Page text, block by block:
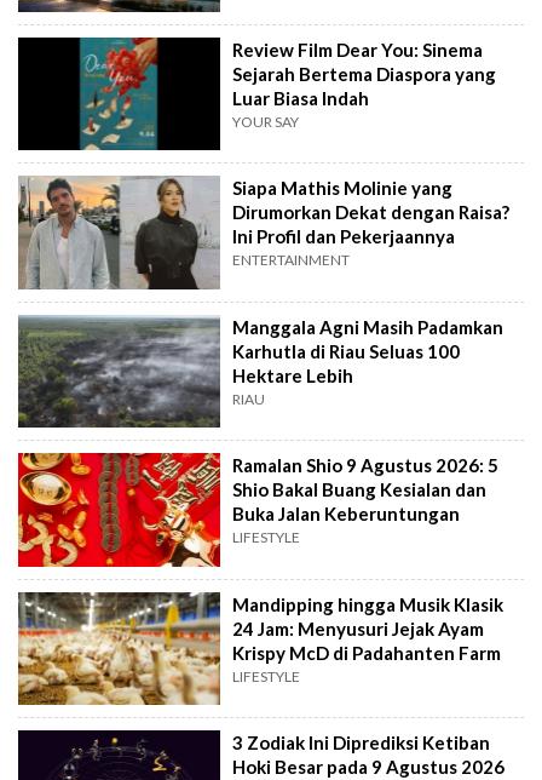
Review Film Dear You: Sinema
Sejarah Bertema Diaspora yang
Luar Biasa Indah
YOUR SAY
Siapa Mathis Molinie yang
Dirumorkan Dekat dengan Raisa?
Ini Profil dan Pekerjaannya
ENTERTAINMENT
Manggala Agni Masih Padamkan
Karhutla di Riau Seluas 100
Hektare Lebih
RIAU
Ramalan Shio 9 Agustus 2026: 5
Shio Bakal Buang Kesialan dan
Buka Jalan Keberuntungan
LIFESTYLE
Mandipping hingga Musik Klasik
24 Jam: Menyusuri Jejak Ayam
Krispy McD di Padahanten Farm
LIFESTYLE
3 Zodiak Ini Diprediksi Ketiban
Hoki Besar pada 9 Agustus 2026